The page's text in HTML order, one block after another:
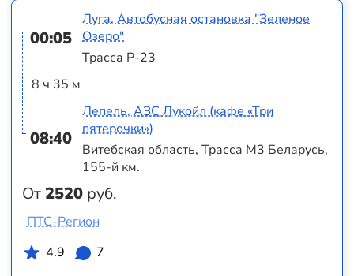
00:05
8 ч 35 м
08:40
От2520 руб.
Луга, Автобусная остановка "Зеленое
Озеро"
Трасса Р-23
Лепель, АЗС Лукойл (кафе «Три
пятерочки»)
Витебская область, Трасса M3 Беларусь,
155-й км.
ПТС-Регион
4.9
7